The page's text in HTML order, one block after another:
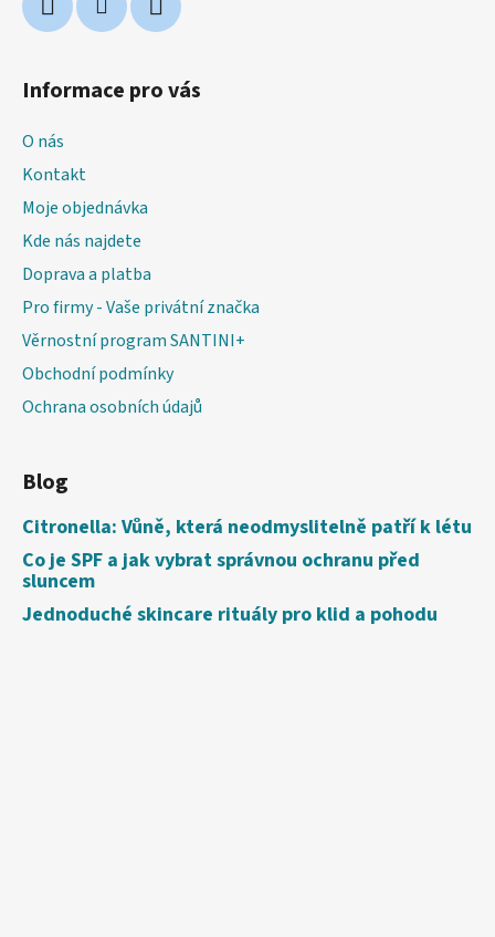
Informace pro vás
O nás
Kontakt
Moje objednávka
Kde nás najdete
Doprava a platba
Pro firmy - Vaše privátní značka
Věrnostní program SANTINI+
Obchodní podmínky
Ochrana osobních údajů
Blog
Citronella: Vůně, která neodmyslitelně patří k létu
Co je SPF a jak vybrat správnou ochranu před
sluncem
Jednoduché skincare rituály pro klid a pohodu